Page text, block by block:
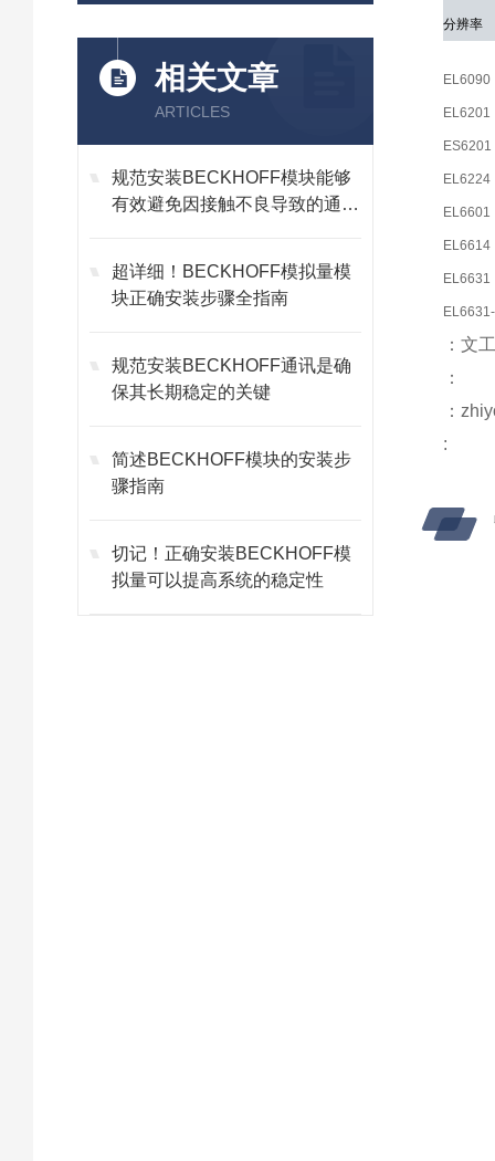
相关文章
ARTICLES
规范安装BECKHOFF模块能够
有效避免因接触不良导致的通讯
超详细！BECKHOFF模拟量模
块正确安装步骤全指南
规范安装BECKHOFF通讯是确
保其长期稳定的关键
简述BECKHOFF模块的安装步
骤指南
切记！正确安装BECKHOFF模
拟量可以提高系统的稳定性
分辨率
EL6090
EL6201
ES6201
EL6224
EL6601
EL6614
EL6631
：文
：
：
: